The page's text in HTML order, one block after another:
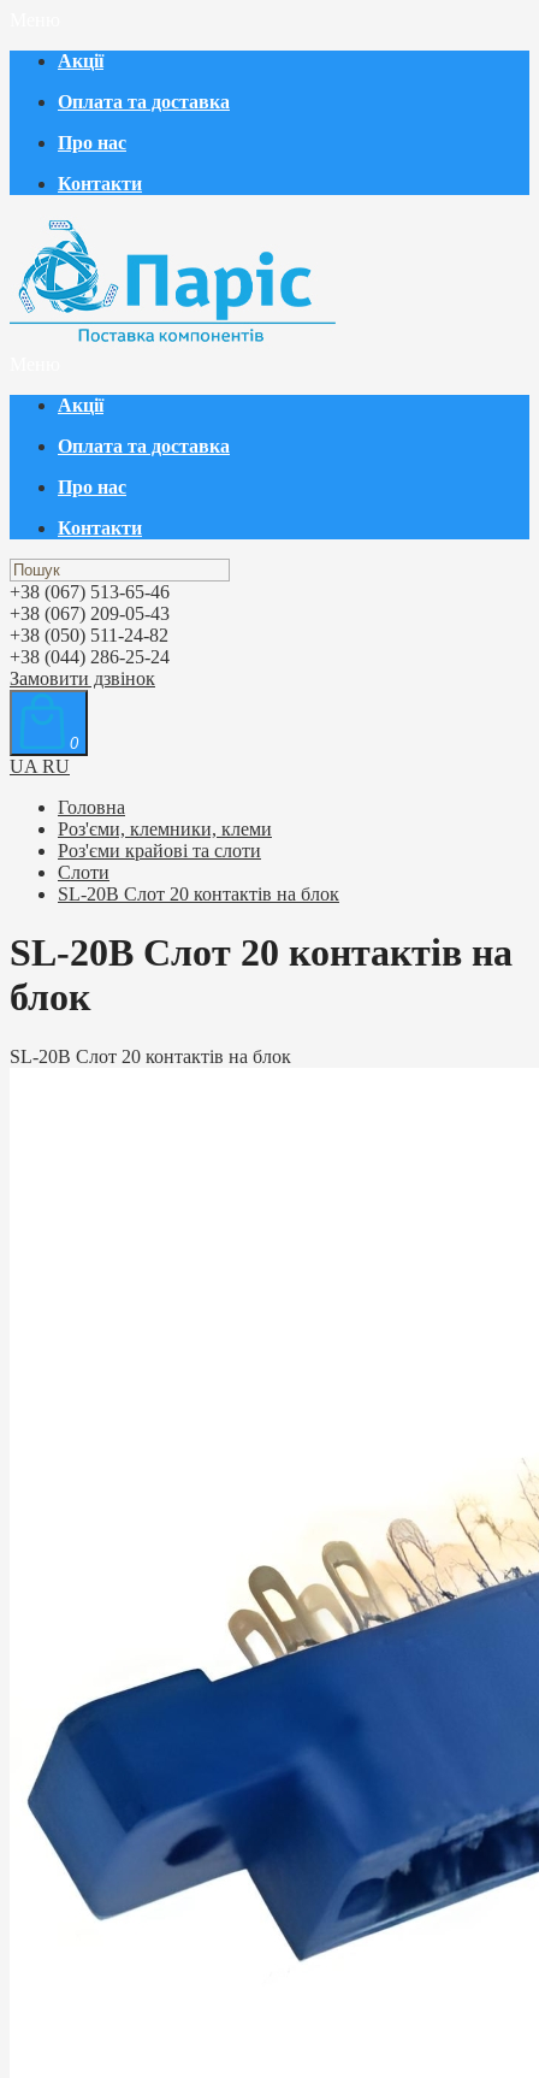
Акції
Оплата та доставка
Про нас
Контакти
Акції
Оплата та доставка
Про нас
Контакти
+38 (067) 513-65-46
+38 (067) 209-05-43
+38 (050) 511-24-82
+38 (044) 286-25-24
Замовити дзвінок
0
UA RU
Головна
Роз'єми, клемники, клеми
Роз'єми крайові та слоти
Слоти
SL-20B Слот 20 контактів на блок
SL-20B Слот 20 контактів на
блок
SL-20B Слот 20 контактів на блок